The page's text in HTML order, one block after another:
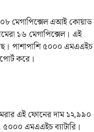
মেগাপিক্সেল এআই কোয়াড
১৬ মেগাপিক্সেল। এই
পাশাপাশি ৫০০০ এমএএইচ
করে।
এই ফোনের দাম ১২,৯৯০
এমএএইচ ব্যাটারি‌।